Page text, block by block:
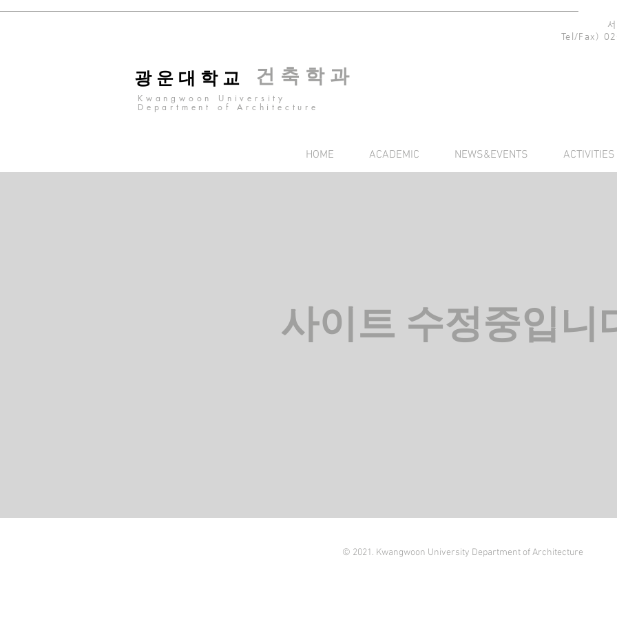
Tel/Fax)
Kwangwoon University
Department of Architecture
광 운 대 학 교 건 축 학 과
HOME ACADEMIC NEWS&EVENTS ACTIVITIES
사이트 수정중입니
© 2021. Kwangwoon University Department of Architecture